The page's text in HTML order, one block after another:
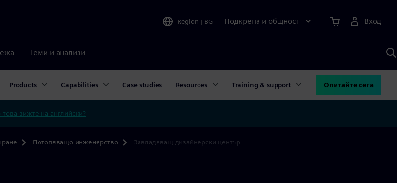
Region | BG Подкрепа и общност Вход
Теми и анализи
с
Products Capabilities Case studies Resources Training & support Опитайте сега
това вижте на английски?
Потопяващо инженерство Завладяващ дизайнерски център